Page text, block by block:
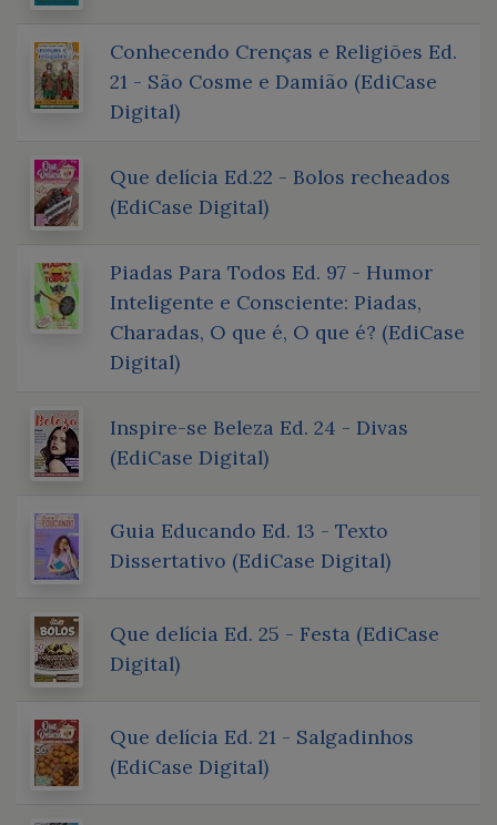
Conhecendo Crenças e Religiões Ed.
21 - São Cosme e Damião (EdiCase
Digital)
Que delícia Ed.22 - Bolos recheados
(EdiCase Digital)
Piadas Para Todos Ed. 97 - Humor
Inteligente e Consciente: Piadas,
Charadas, O que é, O que é? (EdiCase
Digital)
Inspire-se Beleza Ed. 24 - Divas
(EdiCase Digital)
Guia Educando Ed. 13 - Texto
Dissertativo (EdiCase Digital)
Que delícia Ed. 25 - Festa (EdiCase
Digital)
Que delícia Ed. 21 - Salgadinhos
(EdiCase Digital)